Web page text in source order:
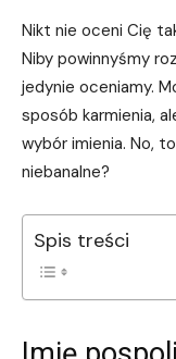
Nikt nie oceni Cię
Niby powinnyśmy
jedynie oceniamy.
sposób karmienia,
wybór imienia. No,
niebanalne?
Spis treści